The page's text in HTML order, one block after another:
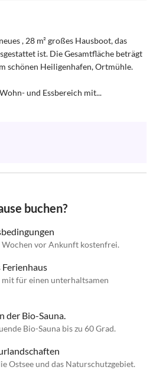
, 28 m² großes Hausboot, das
ist. Die Gesamtfläche beträgt
schönen Heiligenhafen, Ortmühle.
und Essbereich mit...
buchen?
Wochen vor Ankunft kostenfrei.
für einen unterhaltsamen
der Bio-Sauna.
Bio-Sauna bis zu 60 Grad.
Ostsee und das Naturschutzgebiet.